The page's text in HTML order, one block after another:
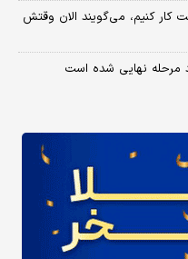
درست کار کنیم، می‌گویند الان وقتش
مرحله نهایی شده است